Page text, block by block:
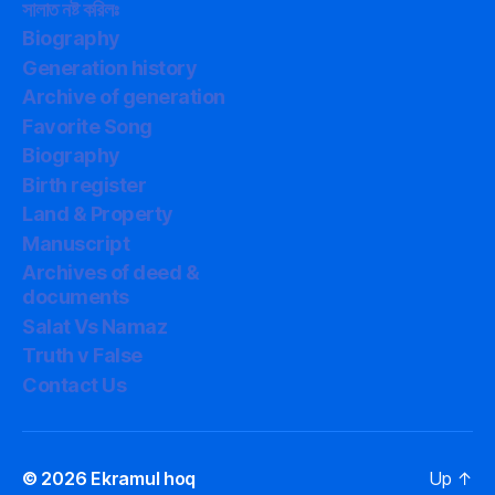
সালাত নষ্ট করিলঃ
Biography
Generation history
Archive of generation
Favorite Song
Biography
Birth register
Land & Property
Manuscript
Archives of deed &
documents
Salat Vs Namaz
Truth v False
Contact Us
© 2026 Ekramul hoq Up ↑